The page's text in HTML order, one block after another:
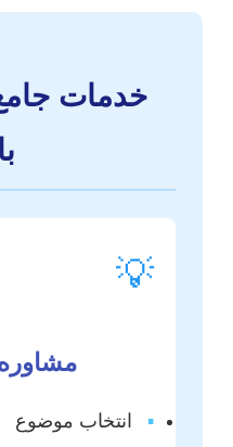
خدمات جامع
💡
▪
انتخاب موضوع